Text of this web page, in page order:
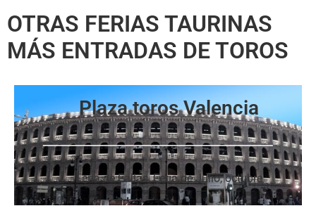
OTRAS FERIAS TAURINAS
MÁS ENTRADAS DE TOROS
Plaza toros Valencia
Feria de Fallas, Feria de Julio, octubre